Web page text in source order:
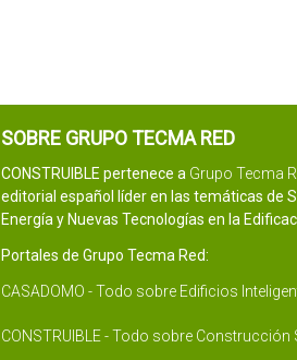
SOBRE GRUPO TECMA RED
CONSTRUIBLE pertenece a Grupo Tecma
editorial español líder en las temáticas de
Energía y Nuevas Tecnologías en la
Portales de Grupo Tecma Red:
CASADOMO - Todo sobre Edificios
CONSTRUIBLE - Todo sobre Construcción